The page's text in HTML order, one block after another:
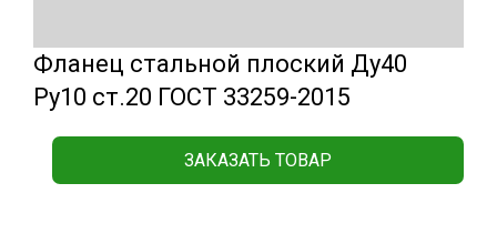
Фланец стальной плоский Ду40
Ру10 ст.20 ГОСТ 33259-2015
ЗАКАЗАТЬ ТОВАР